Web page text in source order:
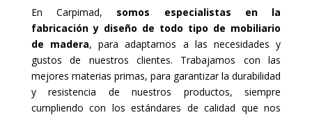
En Carpimad, somos especialistas en la
fabricación y diseño de todo tipo de mobiliario
de madera, para adaptarnos a las necesidades y
gustos de nuestros clientes. Trabajamos con las
mejores materias primas, para garantizar la durabilidad
y resistencia de nuestros productos, siempre
cumpliendo con los estándares de calidad que nos